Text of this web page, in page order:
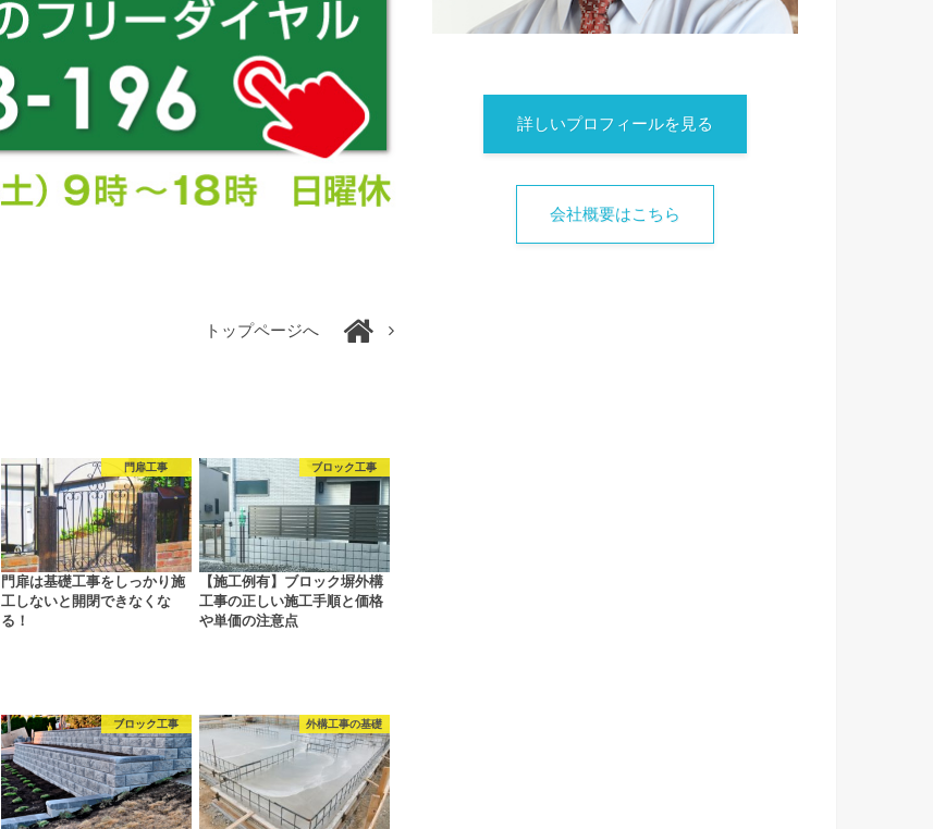
トップページへ
門扉工事
門扉は基礎工事をしっかり施
工しないと開閉できなくな
る！
ブロック工事
【施工例有】ブロック塀外構
工事の正しい施工手順と価格
や単価の注意点
ブロック工事 外構工事の基礎
詳しいプロフィールを見る
会社概要はこちら